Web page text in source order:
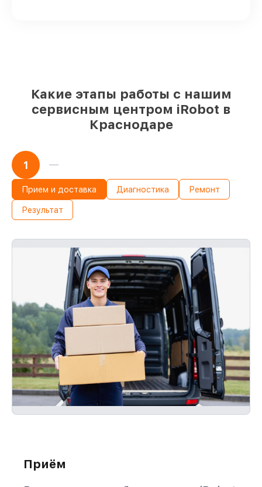
Какие этапы работы с нашим
сервисным центром iRobot в
Краснодаре
1
Прием и доставка Диагностика Ремонт
Результат
Приём